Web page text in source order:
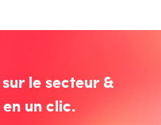
le secteur &
un clic.